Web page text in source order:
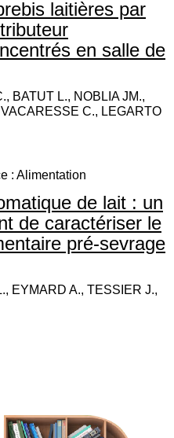
laitières par
en salle de
BATUT L., NOBLIA JM.,
C., LEGARTO
: Alimentation
de lait : un
de caractériser le
pré-sevrage
EYMARD A., TESSIER J.,